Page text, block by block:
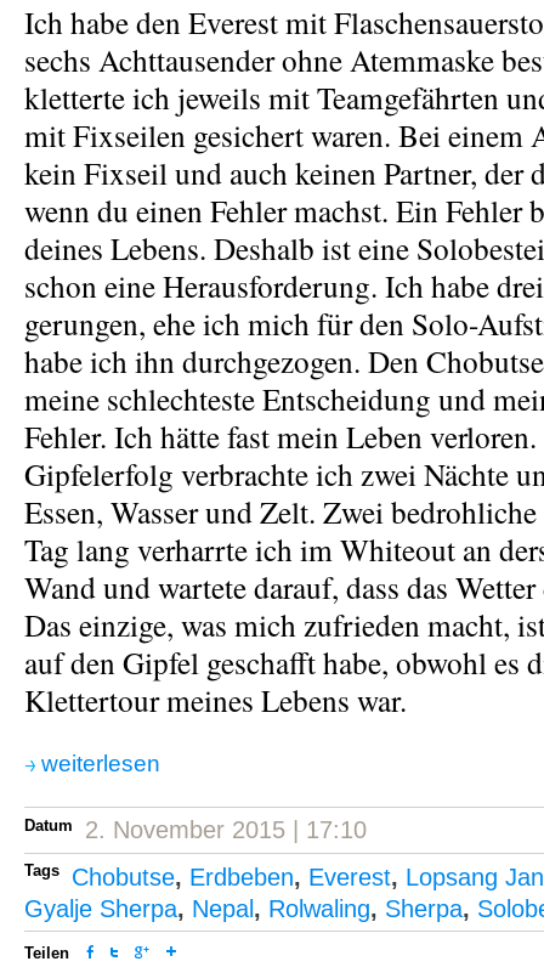
Ich habe den Everest mit
sechs Achttausender ohne Atemmaske
kletterte ich jeweils mit Teamgefährten
mit Fixseilen gesichert waren. Bei einem
kein Fixseil und auch keinen Partner, der
wenn du einen Fehler machst. Ein Fehler
deines Lebens. Deshalb ist eine
schon eine Herausforderung. Ich habe
gerungen, ehe ich mich für den Solo-
habe ich ihn durchgezogen. Den
meine schlechteste Entscheidung und
Fehler. Ich hätte fast mein Leben
Gipfelerfolg verbrachte ich zwei Nächte
Essen, Wasser und Zelt. Zwei
Tag lang verharrte ich im Whiteout an
Wand und wartete darauf, dass das
Das einzige, was mich zufrieden macht,
auf den Gipfel geschafft habe, obwohl es
Klettertour meines Lebens war.
weiterlesen
Datum 2. November 2015 | 17:10
Tags Chobutse, Erdbeben, Everest, Lopsang
Gyalje Sherpa, Nepal , Rolwaling, Sherpa,
Teilen